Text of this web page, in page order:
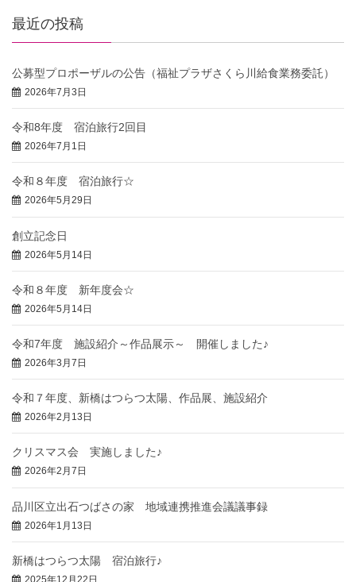
最近の投稿
公募型プロポーザルの公告（福祉プラザさくら川給食業務委託）
2026年7月3日
令和8年度 宿泊旅行2回目
2026年7月1日
令和８年度 宿泊旅行☆
2026年5月29日
創立記念日
2026年5月14日
令和８年度 新年度会☆
2026年5月14日
令和7年度 施設紹介～作品展示～ 開催しました♪
2026年3月7日
令和７年度、新橋はつらつ太陽、作品展、施設紹介
2026年2月13日
クリスマス会 実施しました♪
2026年2月7日
品川区立出石つばさの家 地域連携推進会議議事録
2026年1月13日
新橋はつらつ太陽 宿泊旅行♪
2025年12月22日